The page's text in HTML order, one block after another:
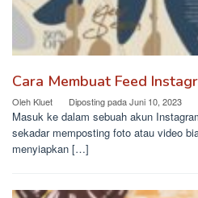
Cara Membuat Feed
Oleh Kluet Diposting padaJuni 10, 2023
Masuk ke dalam sebuah akun
sekadar memposting foto atau video
menyiapkan […]